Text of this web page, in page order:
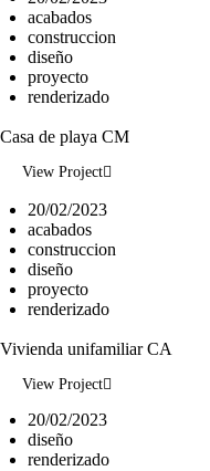
acabados
construccion
diseño
proyecto
renderizado
Casa de playa CM
View Project
20/02/2023
acabados
construccion
diseño
proyecto
renderizado
Vivienda unifamiliar CA
View Project
20/02/2023
diseño
renderizado